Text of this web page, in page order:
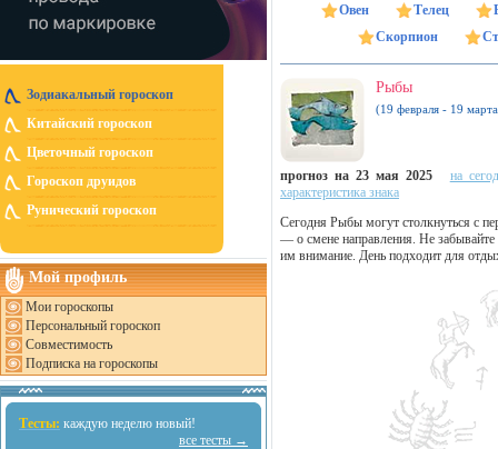
Зодиакальный гороскоп
Китайский гороскоп
Цветочный гороскоп
Гороскоп друидов
Рунический гороскоп
Мой профиль
Мои гороскопы
Персональный гороскоп
Совместимость
Подписка на гороскопы
Тесты: каждую неделю новый!
все тесты →
Овен Телец
Скорпион
Рыбы
(19 февраля - 19
прогноз на 23 мая 2025
на
характеристика знака
Сегодня Рыбы могут столкнуться с
— о смене направления. Не
им внимание. День подходит для